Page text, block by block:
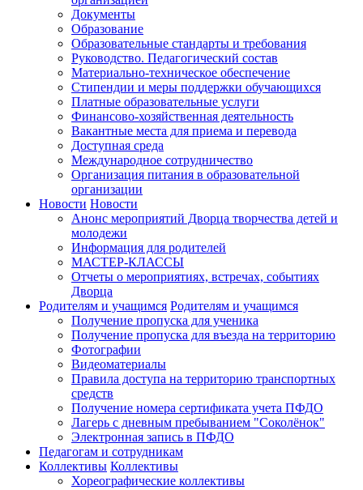
Документы
Образование
Образовательные стандарты и требования
Руководство. Педагогический состав
Материально-техническое обеспечение
Стипендии и меры поддержки обучающихся
Платные образовательные услуги
Финансово-хозяйственная деятельность
Вакантные места для приема и перевода
Доступная среда
Международное сотрудничество
Организация питания в образовательной
организации
Новости Новости
Анонс мероприятий Дворца творчества детей и
молодежи
Информация для родителей
МАСТЕР-КЛАССЫ
Отчеты о мероприятиях, встречах, событиях
Дворца
Родителям и учащимся Родителям и учащимся
Получение пропуска для ученика
Получение пропуска для въезда на территорию
Фотографии
Видеоматериалы
Правила доступа на территорию транспортных
средств
Получение номера сертификата учета ПФДО
Лагерь с дневным пребыванием "Соколёнок"
Электронная запись в ПФДО
Педагогам и сотрудникам
Коллективы Коллективы
Хореографические коллективы